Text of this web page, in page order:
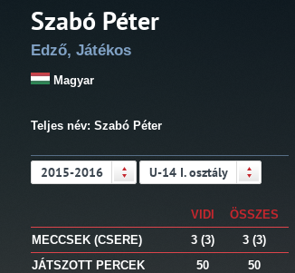
Szabó Péter
Edző, Játékos
Magyar
Teljes név: Szabó Péter
2015-2016 U-14 I. osztály
VIDI
ÖSSZES
MECCSEK (CSERE)
3 (3)
3 (3)
JÁTSZOTT PERCEK
50
50